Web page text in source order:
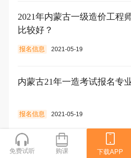
2021年内蒙古一级造价工程
比较好？
报名信息 2021-05-19
内蒙古21年一造考试报名专
报名信息 2021-05-19
2021年内蒙古造价师考试选
下载APP
免费试听 购课 下载APP